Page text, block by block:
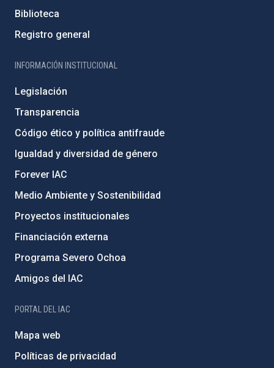
Biblioteca
Registro general
INFORMACIÓN INSTITUCIONAL
Legislación
Transparencia
Código ético y política antifraude
Igualdad y diversidad de género
Forever IAC
Medio Ambiente y Sostenibilidad
Proyectos institucionales
Financiación externa
Programa Severo Ochoa
Amigos del IAC
PORTAL DEL IAC
Mapa web
Políticas de privacidad